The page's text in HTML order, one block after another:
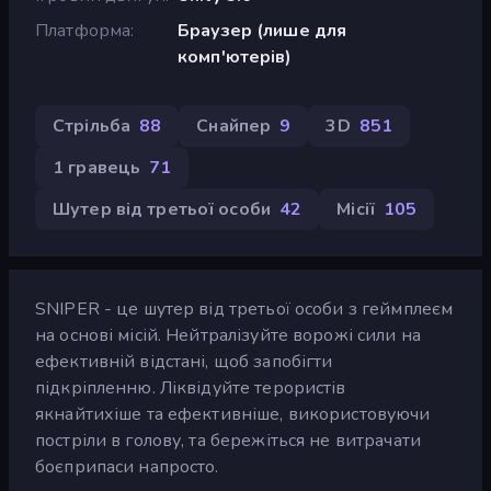
Платформа
Браузер (лише для
комп'ютерів)
Стрільба 88 Снайпер 9 3D 851
1 гравець 71
Шутер від третьої особи 42 Місії 105
SNIPER - це шутер від третьої особи з геймплеєм
на основі місій. Нейтралізуйте ворожі сили на
ефективній відстані, щоб запобігти
підкріпленню. Ліквідуйте терористів
якнайтихіше та ефективніше, використовуючи
постріли в голову, та бережіться не витрачати
боєприпаси напросто.